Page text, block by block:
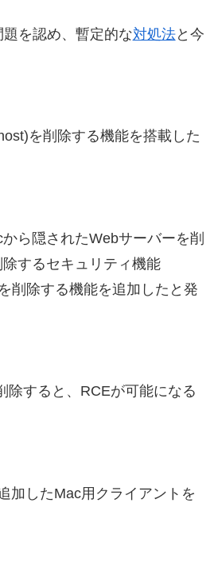
題を認め、暫定的な対処法と今
を削除する機能を搭載した
ら隠されたWebサーバーを削
するセキュリティ機能
削除する機能を追加したと発
すると、RCEが可能になる
加したMac用クライアントを